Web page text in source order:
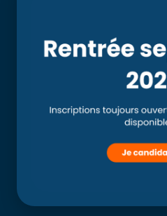
Recherche
Service aux étudiants
ACCÈS ÉTUDIANT